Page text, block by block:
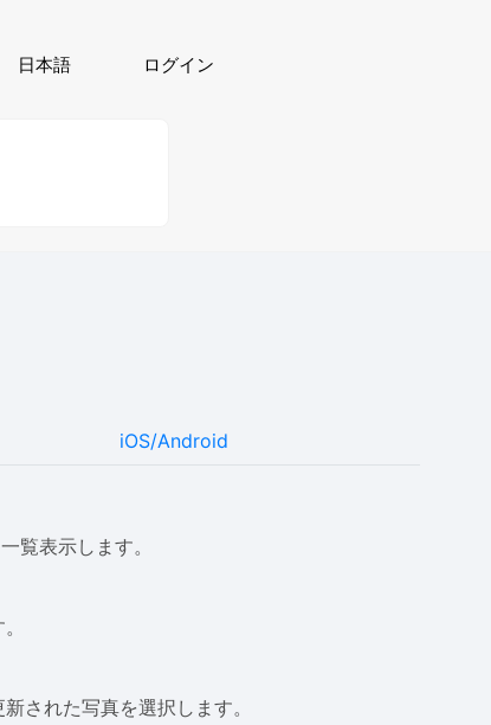
日本語 ログイン
iOS/Android
覧表示します。
された写真を選択します。